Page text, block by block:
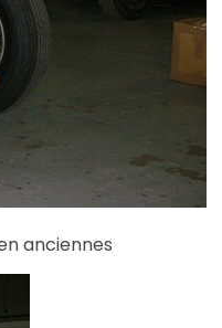
anciennes